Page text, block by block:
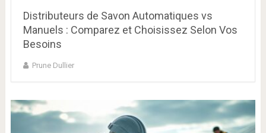
Distributeurs de Savon Automatiques vs
Manuels : Comparez et Choisissez Selon Vos
Besoins
Prune Dullier